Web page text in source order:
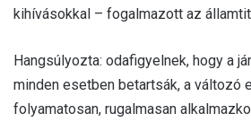
kihívásokkal – fogalmazott az
Hangsúlyozta: odafigyelnek, hogy a
minden esetben betartsák, a változó
folyamatosan, rugalmasan